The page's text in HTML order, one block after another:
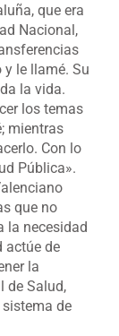
que era
Nacional,
le llamé. Su
la vida.
los temas
mientras
Con lo
Pública».
que no
la necesidad
actúe de
la
de Salud,
de